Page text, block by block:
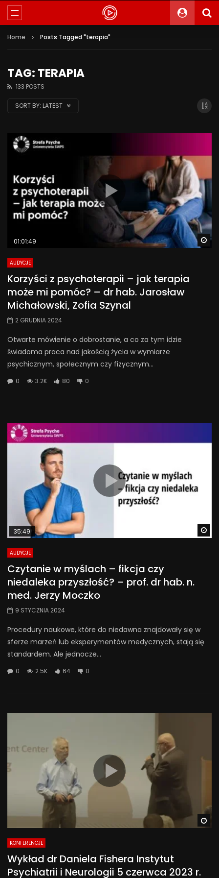
Home Posts Tagged "terapia"
TAG: TERAPIA
133 POSTS
SORT BY: LATEST
01:01:49
AUDYCJE
Korzyści z psychoterapii – jak terapia
może mi pomóc? – dr hab. Jarosław
Michałowski, Zofia Szynal
2 GRUDNIA 2024
Otwarte mówienie o dobrostanie, a co za tym idzie
świadoma praca nad jakością życia w wymiarze
psychicznym, społecznym czy fizycznym...
0 3.2K 80 0
35:49
AUDYCJE
Czytanie w myślach – fikcja czy
niedaleka przyszłość? – prof. dr hab. n.
med. Jerzy Moczko
9 STYCZNIA 2024
Procedury naukowe, które do niedawna znajdowały się w
sferze marzeń lub eksperymentów medycznych, stają się
standardem. Ale jednocze...
0 2.5K 64 0
KONFERENCJE
Wykład dr Daniela Fishera Instytut
Psychiatrii i Neurologii 5 czerwca 2023 r.